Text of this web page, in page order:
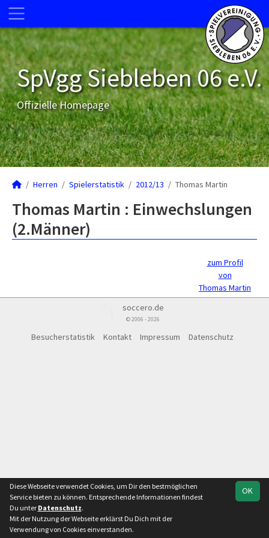
SpVgg Siebleben 06 e.V.
Offizielle Homepage
Herren Spielerstatistik 2012/13 Thomas Martin
Thomas Martin : Einwechslungen
(2.Männer)
zum Profil
von
Thomas Martin
soccero.de
© 2006 - 2026
Besucherstatistik Kontakt Impressum Datenschutz
OK
Diese Webseite verwendet Cookies, um Dir den bestmöglichen
Service bieten zu können. Entsprechende Informationen findest
Du unter Datenschutz.
Mit der Nutzung der Webseite erklärst Du Dich mit der
Verwendung von Cookies einverstanden.